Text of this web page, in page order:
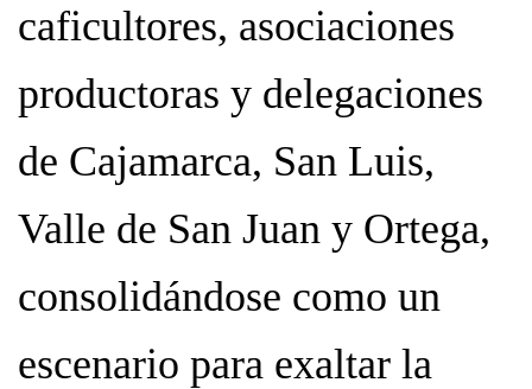
caficultores, asociaciones
productoras y delegaciones
de Cajamarca, San Luis,
Valle de San Juan y Ortega,
consolidándose como un
escenario para exaltar la